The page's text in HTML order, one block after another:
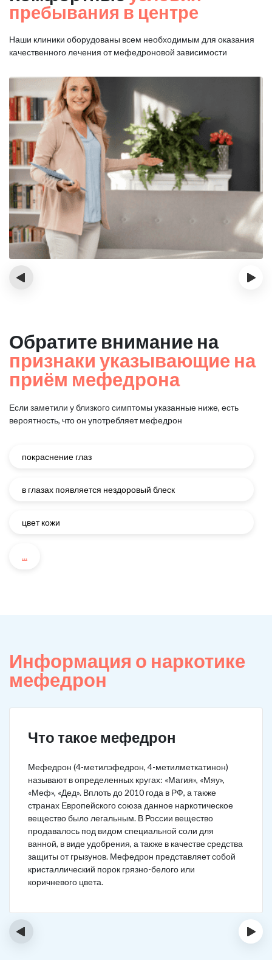
пребывания в центре
Наши клиники оборудованы всем необходимым для оказания
качественного лечения от мефедроновой зависимости
‹ ›
Обратите внимание на
признаки указывающие на
приём мефедрона
Если заметили у близкого симптомы указанные ниже, есть
вероятность, что он употребляет мефедрон
покраснение глаз
в глазах появляется нездоровый блеск
цвет кожи
...
Информация о наркотике
мефедрон
Что такое мефедрон
Мефедрон (4-метилэфедрон, 4-метилметкатинон)
называют в определенных кругах: «Магия», «Мяу»,
«Меф», «Дед». Вплоть до 2010 года в РФ, а также
странах Европейского союза данное наркотическое
вещество было легальным. В России вещество
продавалось под видом специальной соли для
ванной, в виде удобрения, а также в качестве средства
защиты от грызунов. Мефедрон представляет собой
кристаллический порок грязно-белого или
коричневого цвета.
‹ ›